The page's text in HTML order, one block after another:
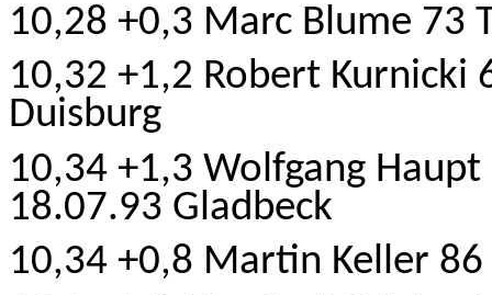
10,28 +0,3 Marc Blume 73
10,32 +1,2 Robert Kurnicki
Duisburg
10,34 +1,3 Wolfgang
18.07.93 Gladbeck
10,34 +0,8 Martin Keller